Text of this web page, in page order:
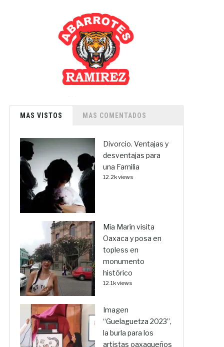
MAS VISTOS MAS COMENTADOS
Divorcio. Ventajas y
desventajas para
una Familia
12.2k views
Mía Marín visita
Oaxaca y posa en
topless en
monumento
histórico
12.1k views
Imagen
“Guelaguetza 2023”,
la burla para los
artistas oaxaqueños